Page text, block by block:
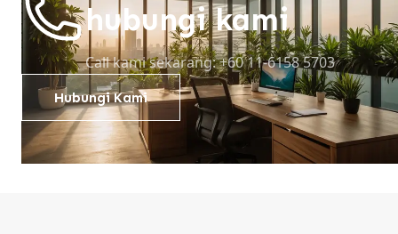
hubungi kami
Call kami sekarang: +60 11-6158 5703
Hubungi Kami